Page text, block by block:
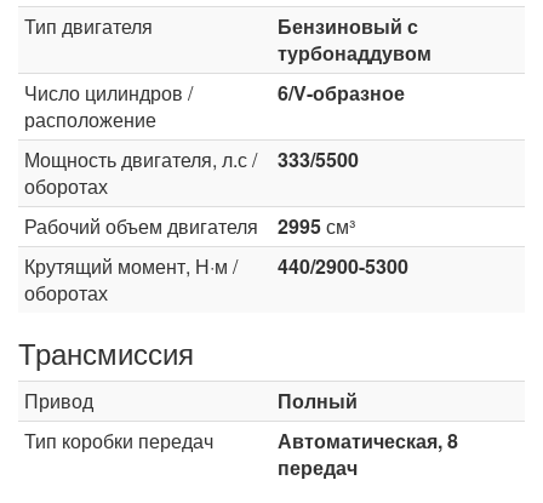
Тип двигателя
Бензиновый с
турбонаддувом
Число цилиндров /
расположение
6/V-образное
Мощность двигателя, л.с /
оборотах
333/5500
Рабочий объем двигателя 2995см³
Крутящий момент, Н·м /
оборотах
440/2900-5300
Трансмиссия
Привод
Полный
Тип коробки передач
Автоматическая, 8
передач